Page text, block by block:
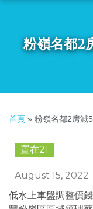
粉嶺名都2
首頁 » 粉嶺名都2房減
置在21
August 15, 2022
低水上車盤調整價